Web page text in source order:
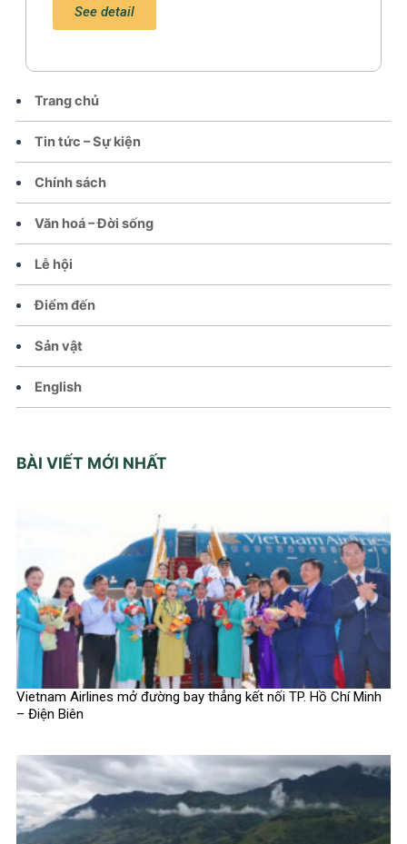
Trang chủ
Tin tức – Sự kiện
Chính sách
Văn hoá – Đời sống
Lễ hội
Điểm đến
Sản vật
English
BÀI VIẾT MỚI NHẤT
Vietnam Airlines mở đường bay thẳng kết nối TP. Hồ Chí Minh
– Điện Biên
See detail